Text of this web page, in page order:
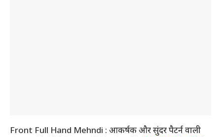
Front Full Hand Mehndi : आकर्षक और सुंदर पैटर्न वाली